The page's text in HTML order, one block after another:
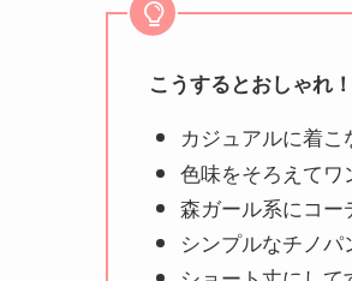
こうするとおしゃれ！
カジュアルに着こ
色味をそろえてワ
森ガール系にコー
シンプルなチノパ